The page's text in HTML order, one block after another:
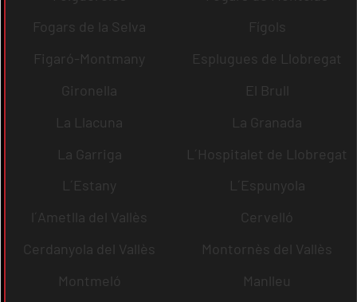
Fogars de la Selva
Fígols
Figaró-Montmany
Esplugues de Llobregat
Gironella
El Brull
La Llacuna
La Granada
La Garriga
L´Hospitalet de Llobregat
L´Estany
L´Espunyola
l´Ametlla del Vallès
Cervelló
Cerdanyola del Vallès
Montornès del Vallès
Montmeló
Manlleu